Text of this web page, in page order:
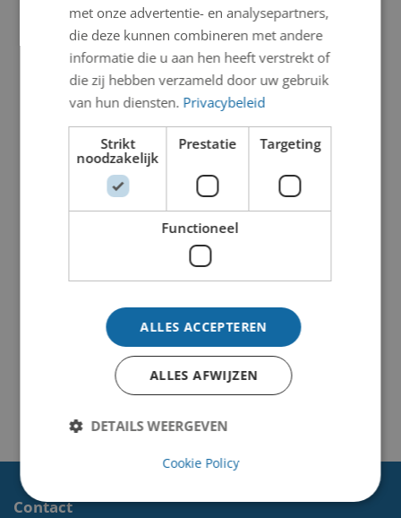
Contact
met onze advertentie- en analysepartners,
die deze kunnen combineren met andere
informatie die u aan hen heeft verstrekt of
die zij hebben verzameld door uw gebruik
van hun diensten. Privacybeleid
Strikt
noodzakelijk
Prestatie Targeting
Functioneel
ALLES ACCEPTEREN
ALLES AFWIJZEN
DETAILS WEERGEVEN
Cookie Policy